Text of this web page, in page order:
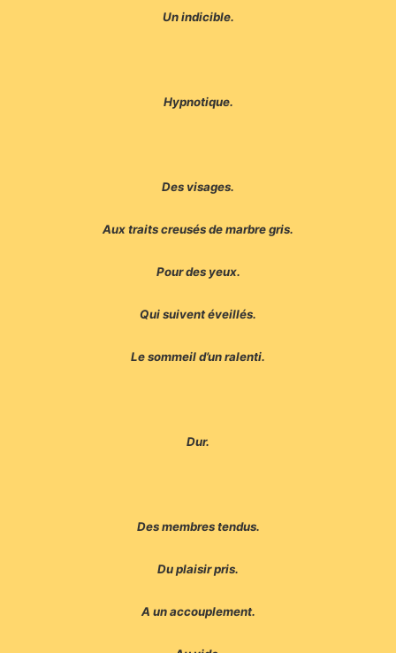
Un indicible.
Hypnotique.
Des visages.
Aux traits creusés de marbre gris.
Pour des yeux.
Qui suivent éveillés.
Le sommeil d’un ralenti.
Dur.
Des membres tendus.
Du plaisir pris.
A un accouplement.